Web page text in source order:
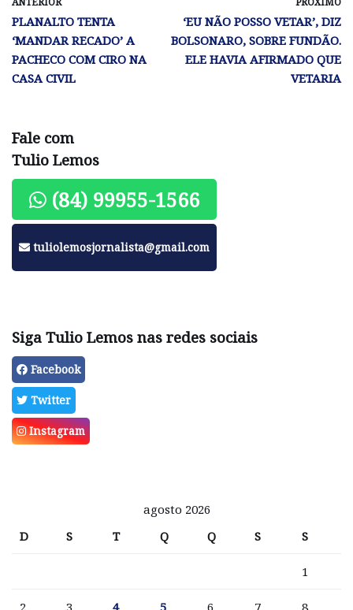
PLANALTO TENTA
‘MANDAR RECADO’ A
PACHECO COM CIRO NA
CASA CIVIL
‘EU NÃO POSSO VETAR’, DIZ
BOLSONARO, SOBRE FUNDÃO.
ELE HAVIA AFIRMADO QUE
VETARIA
Fale com
Tulio Lemos
(84) 99955-1566
tuliolemosjornalista@gmail.com
Siga Tulio Lemos nas redes sociais
Facebook
Twitter
Instagram
agosto 2026
D
S T Q Q S S
1
2 3 4 5 6 7 8